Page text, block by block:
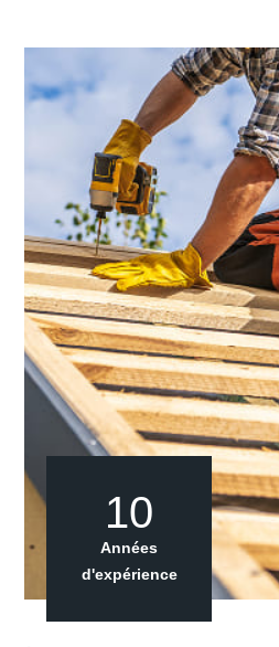
10
Années
d'expérience